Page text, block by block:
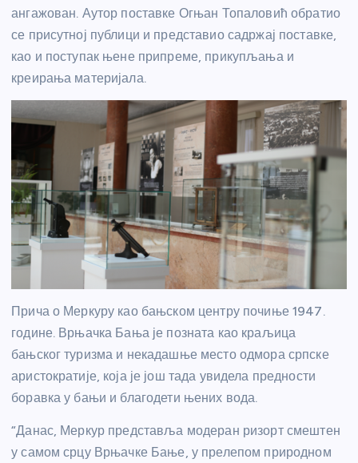
ангажован. Аутор поставке Огњан Топаловић обратио
се присутној публици и представио садржај поставке,
као и поступак њене припреме, прикупљања и
креирања материјала.
Прича о Меркуру као бањском центру почиње 1947.
године. Врњачка Бања је позната као краљица
бањског туризма и некадашње место одмора српске
аристократије, која је још тада увидела предности
боравка у бањи и благодети њених вода.
“Данас, Меркур представља модеран ризорт смештен
у самом срцу Врњачке Бање, у прелепом природном